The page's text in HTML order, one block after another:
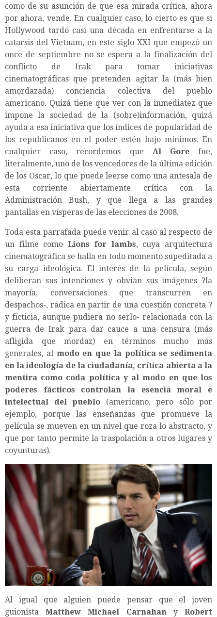
como de su asunción de que esa mirada crítica, ahora
por ahora, vende. En cualquier caso, lo cierto es que si
Hollywood tardó casi una década en enfrentarse a la
catarsis del Vietnam, en este siglo XXI que empezó un
once de septiembre no se espera a la finalización del
conflicto de Irak para tomar iniciativas
cinematográficas que pretenden agitar la (más bien
amordazada) conciencia colectiva del pueblo
americano. Quizá tiene que ver con la inmediatez que
impone la sociedad de la (sobre)información, quizá
ayuda a esa iniciativa que los índices de popularidad de
los republicanos en el poder estén bajo mínimos. En
cualquier caso, recordemos que Al Gorefue,
literalmente, uno de los vencedores de la última edición
de los Oscar, lo que puede leerse como una antesala de
esta corriente abiertamente crítica con la
Administración Bush, y que llega a las grandes
pantallas en vísperas de las elecciones de 2008.
Toda esta parrafada puede venir al caso al respecto de
un filme como Lions for lambs, cuya arquitectura
cinematográfica se halla en todo momento supeditada a
su carga ideológica. El interés de la película, según
deliberan sus intenciones y obvian sus imágenes ?la
mayoría, conversaciones que transcurren en
despachos-, radica en partir de una cuestión concreta ?
y ficticia, aunque pudiera no serlo- relacionada con la
guerra de Irak para dar cauce a una censura (más
afligida que mordaz) en términos mucho más
generales, al modo en que la política se sedimenta
en la ideología de la ciudadanía, crítica abierta a la
mentira como coda política y al modo en que los
poderes fácticos controlan la esencia moral e
intelectual del pueblo (americano, pero sólo por
ejemplo, porque las enseñanzas que promueve la
película se mueven en un nivel que roza lo abstracto, y
que por tanto permite la traspolación a otros lugares y
coyunturas).
Al igual que alguien puede pensar que el joven
guionistaMatthew Michael Carnahan yRobert